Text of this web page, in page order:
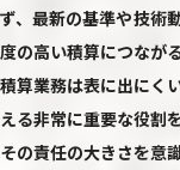
ず、最新の基準や技術
度の高い積算につなが
積算業務は表に出にく
える非常に重要な役割
その責任の大きさを意